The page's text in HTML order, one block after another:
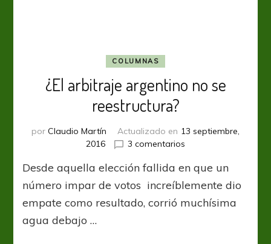
COLUMNAS
¿El arbitraje argentino no se
reestructura?
por Claudio Martín Actualizado en 13 septiembre,
2016
3 comentarios
arbitraje
argentino
se
Desde aquella elección fallida en que un
número impar de votos increíblemente dio
empate como resultado, corrió muchísima
agua debajo …